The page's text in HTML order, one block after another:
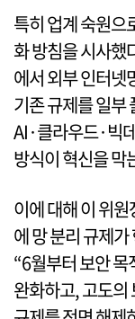
특히 업계 숙원으
화 방침을 시사했
에서 외부 인터넷
기존 규제를 일부
AI·클라우드·빅
방식이 혁신을 막
이에 대해 이 위
에 망 분리 규제
“6월부터 보안
완화하고, 고도의